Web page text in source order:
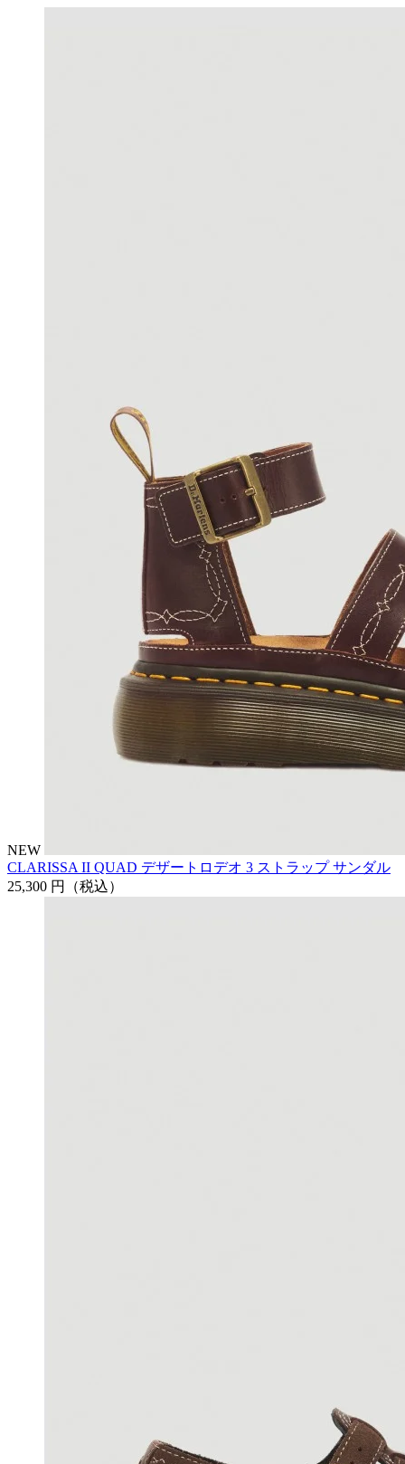
NEW
CLARISSA II QUAD デザートロデオ 3 ストラップ サンダル
25,300 円
（税込）